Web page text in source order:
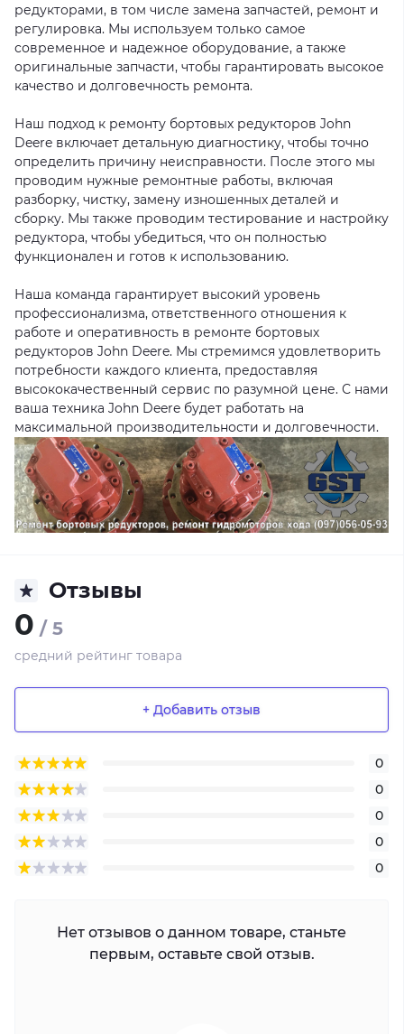
редукторами, в том числе замена запчастей, ремонт и
регулировка. Мы используем только самое
современное и надежное оборудование, а также
оригинальные запчасти, чтобы гарантировать высокое
качество и долговечность ремонта.
Наш подход к ремонту бортовых редукторов John
Deere включает детальную диагностику, чтобы точно
определить причину неисправности. После этого мы
проводим нужные ремонтные работы, включая
разборку, чистку, замену изношенных деталей и
сборку. Мы также проводим тестирование и настройку
редуктора, чтобы убедиться, что он полностью
функционален и готов к использованию.
Наша команда гарантирует высокий уровень
профессионализма, ответственного отношения к
работе и оперативность в ремонте бортовых
редукторов John Deere. Мы стремимся удовлетворить
потребности каждого клиента, предоставляя
высококачественный сервис по разумной цене. С нами
ваша техника John Deere будет работать на
максимальной производительности и долговечности.
Отзывы
0 / 5
средний рейтинг товара
+ Добавить отзыв
0
0
0
0
0
Нет отзывов о данном товаре, станьте
первым, оставьте свой отзыв.